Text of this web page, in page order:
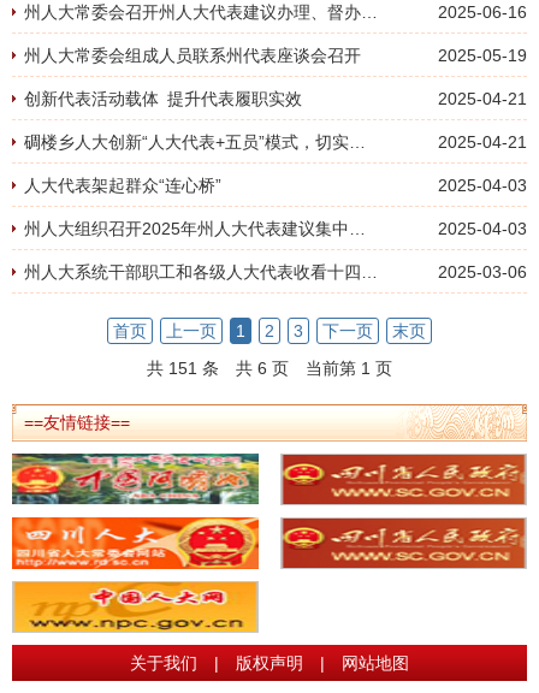
2025-06-16
州人大常委会组成人员联系州代表座谈会召开 2025-05-19
创新代表活动载体 提升代表履职实效 2025-04-21
2025-04-21
人大代表架起群众“连心桥” 2025-04-03
2025-04-03
2025-03-06
首页 上一页 1 2 3 下一页
末页
共 151 条
共 6 页 当前第 1 页
==友情链接==
关于我们 | 版权声明 | 网站地图